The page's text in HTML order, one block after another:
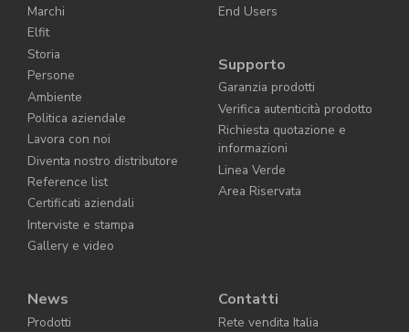
Marchi
Elfit
Storia
Persone
Ambiente
Politica aziendale
Lavora con noi
Diventa nostro distributore
Reference list
Certificati aziendali
Interviste e stampa
Gallery e video
End Users
Supporto
Garanzia prodotti
Verifica autenticità prodotto
Richiesta quotazione e
informazioni
Linea Verde
Area Riservata
News
Prodotti
Contatti
Rete vendita Italia